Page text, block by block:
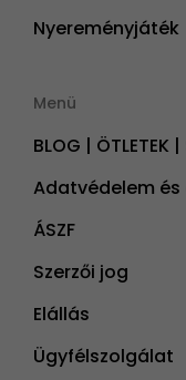
Nyereményjáték
Menü
BLOG | ÖTLETEK
Adatvédelem
ÁSZF
Szerzői jog
Elállás
Ügyfélszolgálat